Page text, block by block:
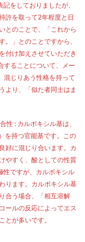
をしておりましたが、
許を取って2年程度と日
とのことで、「これから
。」とのことですから、
付け加えさせていただき
することについて、メー
混じりあう性格を持って
より、「似た者同士はま
性 : カルボキシル基は、
を持つ官能基です。この
好に混じり合います。カ
やすく、酸としての性質
性ですが、カルボキシル
ります。カルボキシル基
合う場合、「相互溶解
ールの反応によってエス
とが多いです。